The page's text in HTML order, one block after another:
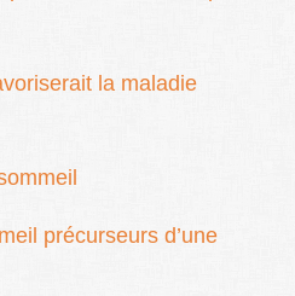
la maladie
précurseurs d’une